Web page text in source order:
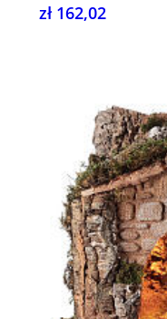
zł 162,02